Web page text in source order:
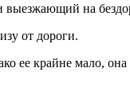
выезжающий на
от дороги.
ее крайне мало,